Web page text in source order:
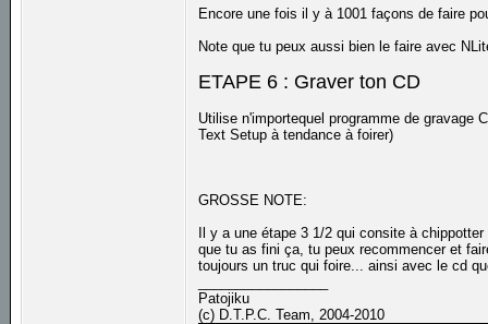
Encore une fois il y à 1001 façons de faire
Note que tu peux aussi bien le faire avec
ETAPE 6 : Graver ton CD
Utilise n'importequel programme de
Text Setup à tendance à foirer)
GROSSE NOTE:
Il y a une étape 3 1/2 qui consite à
que tu as fini ça, tu peux recommencer et
toujours un truc qui foire... ainsi avec le cd
Patojiku
(c) D.T.P.C. Team, 2004-2010